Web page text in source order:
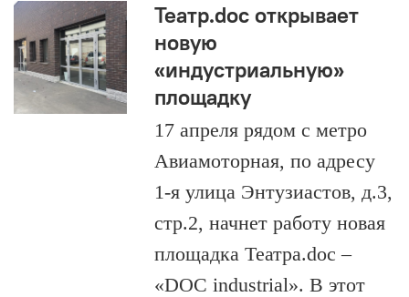
Театр.doc открывает
новую
«индустриальную»
площадку
17 апреля рядом с метро
Авиамоторная, по адресу
1-я улица Энтузиастов, д.3,
стр.2, начнет работу новая
площадка Театра.doc –
«DOC industrial». В этот